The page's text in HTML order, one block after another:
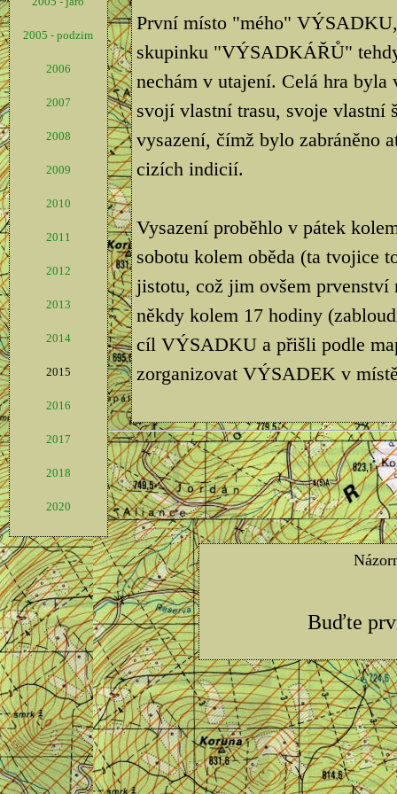
2005 - podzim
2006
2007
2008
2009
2010
2011
2012
2013
2014
2015
2016
2017
2018
2020
První místo "mého"
skupinku "VÝSADKÁŘŮ"
nechám v utajení. Celá hra byla
svojí vlastní trasu, svoje vlastní
vysazení, čímž bylo zabráněno
cizích indicií.
Vysazení proběhlo v pátek
sobotu kolem oběda (ta tvojice
jistotu, což jim ovšem
někdy kolem 17 hodiny
cíl VÝSADKU a přišli podle
zorganizovat VÝSADEK v